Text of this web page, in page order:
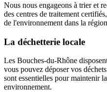
Nous nous engageons à trier et
des centres de traitement
de l'environnement dans la
La déchetterie locale
Les Bouches-du-Rhône
vous pouvez déposer vos
sont essentielles pour maintenir
environnement.